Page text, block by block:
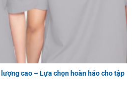
cao – Lựa chọn hoàn hảo cho tập